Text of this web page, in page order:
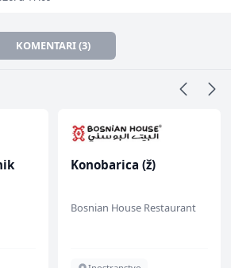
KOMENTARI (3)
Konobarica (ž)
Bosnian House Restaurant